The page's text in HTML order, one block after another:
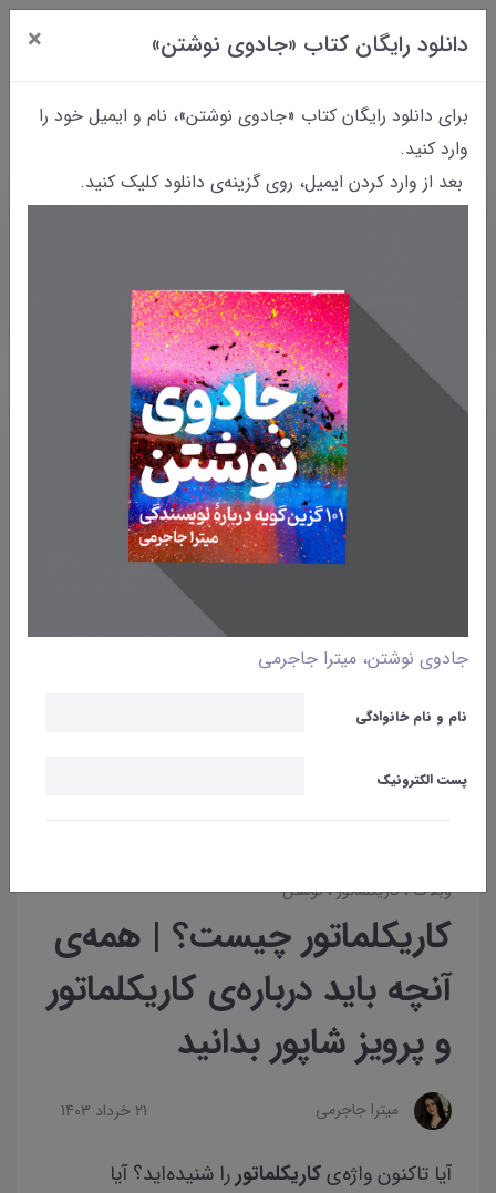
دانلود رایگان کتاب «جادوی نوشتن» ×
برای دانلود رایگان کتاب «جادوی نوشتن»، نام و ایمیل خود را
وارد کنید.
بعد از وارد کردن ایمیل، روی گزینه‌ی دانلود کلیک کنید.
جادوی نوشتن، میترا جاجرمی
نام و نام خانوادگی
پست الکترونیک
کاریکلماتور چیست؟ | همه‌ی آنچه باید درباره‌ی کاریکلماتور و
پرویز شاپور بدانید
وبلاگ کاریکلماتور نوشتن
کاریکلماتور چیست؟ | همه‌ی
آنچه باید درباره‌ی کاریکلماتور
و پرویز شاپور بدانید
میترا جاجرمی 21 خرداد 1403
آیا تاکنون واژه‌یکاریکلماتور را شنیده‌اید؟ آیا